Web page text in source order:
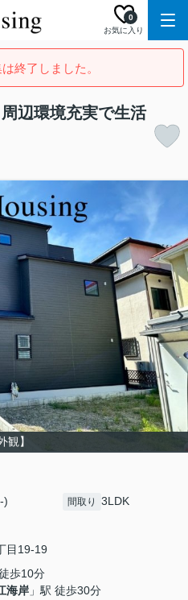
お気に入り
0
終了しました。
辺環境充実で生活
観】
) 間取り 3LDK
目19-19
歩10分
海岸 」駅 徒歩30分